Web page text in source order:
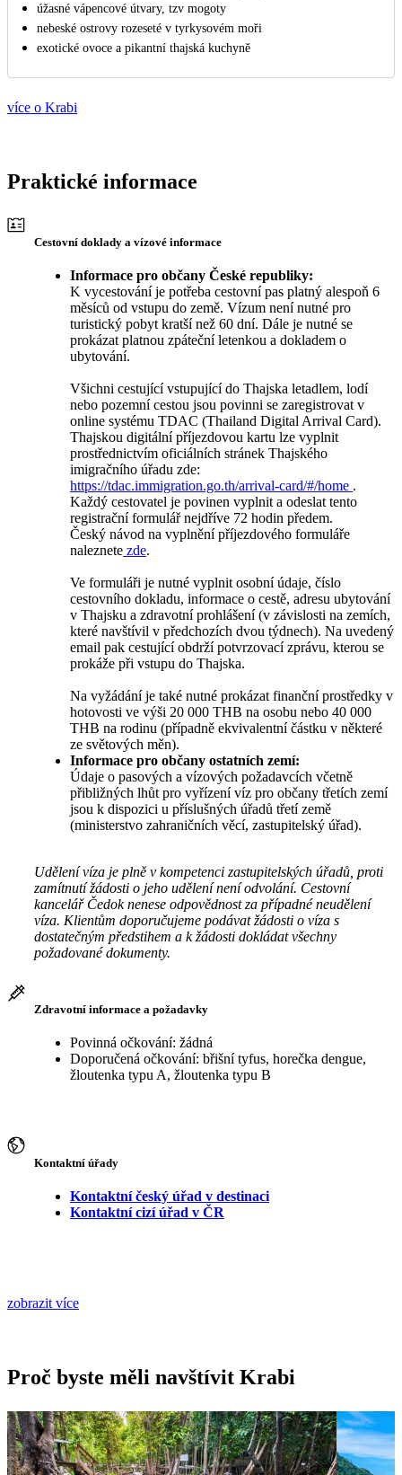
úžasné vápencové útvary, tzv mogoty
nebeské ostrovy rozeseté v tyrkysovém moři
exotické ovoce a pikantní thajská kuchyně
více o Krabi
Praktické informace
Cestovní doklady a vízové informace
Informace pro občany České republiky:
K vycestování je potřeba cestovní pas platný alespoň 6
měsíců od vstupu do země. Vízum není nutné pro
turistický pobyt kratší než 60 dní. Dále je nutné se
prokázat platnou zpáteční letenkou a dokladem o
ubytování.
Všichni cestující vstupující do Thajska letadlem, lodí
nebo pozemní cestou jsou povinni se zaregistrovat v
online systému TDAC (Thailand Digital Arrival Card).
Thajskou digitální příjezdovou kartu lze vyplnit
prostřednictvím oficiálních stránek Thajského
imigračního úřadu zde:
https://tdac.immigration.go.th/arrival-card/#/home .
Každý cestovatel je povinen vyplnit a odeslat tento
registrační formulář nejdříve 72 hodin předem.
Český návod na vyplnění příjezdového formuláře
naleznete zde.
Ve formuláři je nutné vyplnit osobní údaje, číslo
cestovního dokladu, informace o cestě, adresu ubytování
v Thajsku a zdravotní prohlášení (v závislosti na zemích,
které navštívil v předchozích dvou týdnech). Na uvedený
email pak cestující obdrží potvrzovací zprávu, kterou se
prokáže při vstupu do Thajska.
Na vyžádání je také nutné prokázat finanční prostředky v
hotovosti ve výši 20 000 THB na osobu nebo 40 000
THB na rodinu (případně ekvivalentní částku v některé
ze světových měn).
Informace pro občany ostatních zemí:
Údaje o pasových a vízových požadavcích včetně
přibližných lhůt pro vyřízení víz pro občany třetích zemí
jsou k dispozici u příslušných úřadů třetí země
(ministerstvo zahraničních věcí, zastupitelský úřad).
Udělení víza je plně v kompetenci zastupitelských úřadů, proti
zamítnutí žádosti o jeho udělení není odvolání. Cestovní
kancelář Čedok nenese odpovědnost za případné neudělení
víza. Klientům doporučujeme podávat žádosti o víza s
dostatečným předstihem a k žádosti dokládat všechny
požadované dokumenty.
Zdravotní informace a požadavky
Povinná očkování: žádná
Doporučená očkování: břišní tyfus, horečka dengue,
žloutenka typu A, žloutenka typu B
Kontaktní úřady
Kontaktní český úřad v destinaci
Kontaktní cizí úřad v ČR
zobrazit více
Proč byste měli navštívit Krabi